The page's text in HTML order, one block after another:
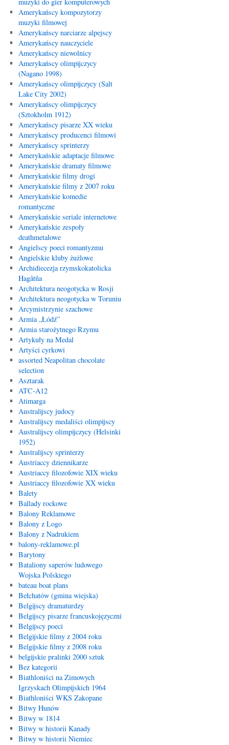
Amerykańscy kompozytorzy
muzyki filmowej
Amerykańscy narciarze alpejscy
Amerykańscy nauczyciele
Amerykańscy niewolnicy
Amerykańscy olimpijczycy
(Nagano 1998)
Amerykańscy olimpijczycy (Salt
Lake City 2002)
Amerykańscy olimpijczycy
(Sztokholm 1912)
Amerykańscy pisarze XX wieku
Amerykańscy producenci filmowi
Amerykańscy sprinterzy
Amerykańskie adaptacje filmowe
Amerykańskie dramaty filmowe
Amerykańskie filmy drogi
Amerykańskie filmy z 2007 roku
Amerykańskie komedie
romantyczne
Amerykańskie seriale internetowe
Amerykańskie zespoły
deathmetalowe
Angielscy poeci romantyzmu
Angielskie kluby żużlowe
Archidiecezja rzymskokatolicka
Hagåtña
Architektura neogotycka w Rosji
Architektura neogotycka w Toruniu
Arcymistrzynie szachowe
Armia „Łódź”
Armia starożytnego Rzymu
Artykuły na Medal
Artyści cyrkowi
assorted Neapolitan chocolate
selection
Asztarak
ATC-A12
Atimarga
Australijscy judocy
Australijscy medaliści olimpijscy
Australijscy olimpijczycy (Helsinki
1952)
Australijscy sprinterzy
Austriaccy dziennikarze
Austriaccy filozofowie XIX wieku
Austriaccy filozofowie XX wieku
Balety
Ballady rockowe
Balony Reklamowe
Balony z Logo
Balony z Nadrukiem
balony-reklamowe.pl
Barytony
Bataliony saperów ludowego
Wojska Polskiego
bateau boat plans
Bełchatów (gmina wiejska)
Belgijscy dramaturdzy
Belgijscy pisarze francuskojęzyczni
Belgijscy poeci
Belgijskie filmy z 2004 roku
Belgijskie filmy z 2008 roku
belgijskie pralinki 2000 sztuk
Bez kategorii
Biathloniści na Zimowych
Igrzyskach Olimpijskich 1964
Biathloniści WKS Zakopane
Bitwy Hunów
Bitwy w 1814
Bitwy w historii Kanady
Bitwy w historii Niemiec